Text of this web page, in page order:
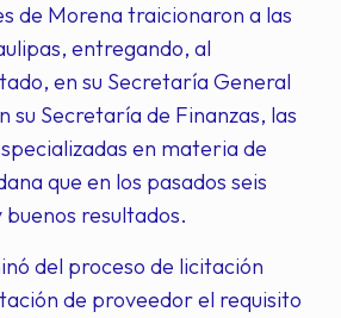
de Morena traicionaron a las
entregando, al
en su Secretaría General
su Secretaría de Finanzas, las
en materia de
que en los pasados seis
resultados.
del proceso de licitación
de proveedor el requisito